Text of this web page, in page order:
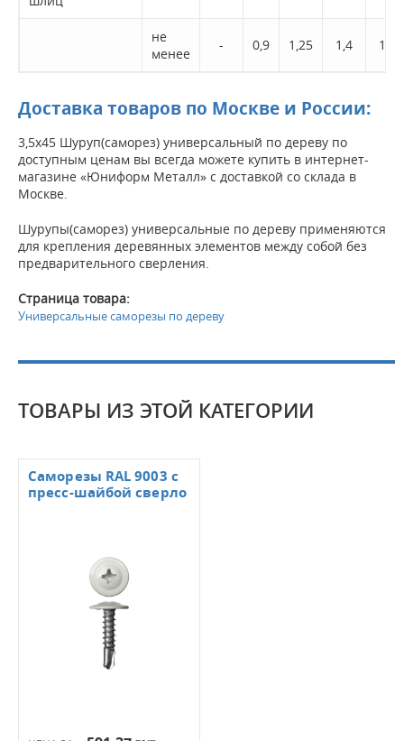
не
менее
- 0,9 1,25 1,4 1,5
Доставка товаров по Москве и России:
3,5х45 Шуруп(саморез) универсальный по дереву по
доступным ценам вы всегда можете купить в интернет-
магазине «Юниформ Металл» с доставкой со склада в
Москве.
Шурупы(саморез) универсальные по дереву применяются
для крепления деревянных элементов между собой без
предварительного сверления.
Страница товара:
Универсальные саморезы по дереву
ТОВАРЫ ИЗ ЭТОЙ КАТЕГОРИИ
Саморезы RAL 9003 с
пресс-шайбой сверло